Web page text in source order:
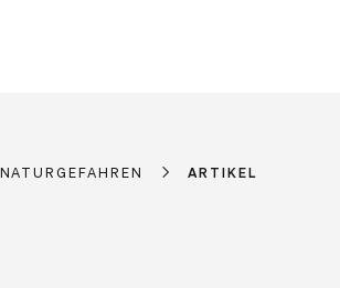
NATURGEFAHREN ARTIKEL